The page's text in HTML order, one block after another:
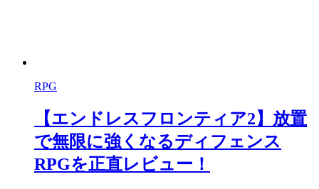
RPG
【エンドレスフロンティア2】放置
で無限に強くなるディフェンス
RPGを正直レビュー！